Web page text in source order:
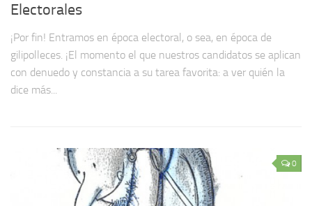
Electorales
¡Por fin! Entramos en época electoral, o sea, en época de
gilipolleces. ¡El momento el que nuestros candidatos se aplican
con denuedo y constancia a su tarea favorita: a ver quién la
dice más...
0